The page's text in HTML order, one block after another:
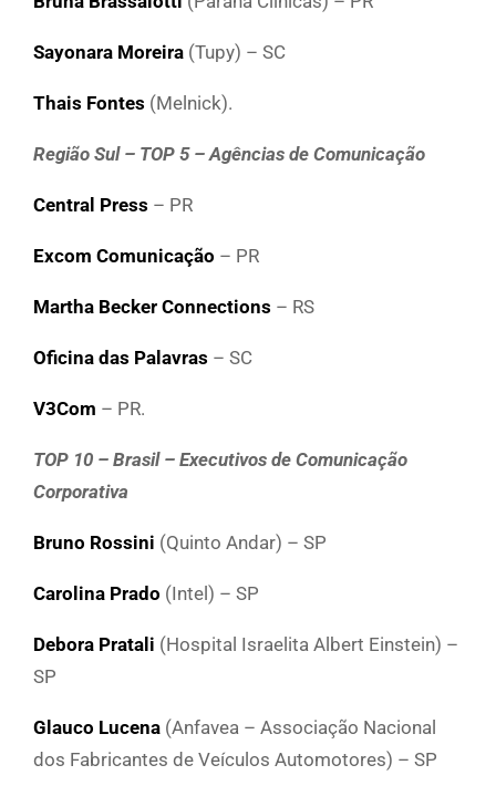
Sayonara Moreira (Tupy) – SC
Thais Fontes (Melnick).
Região Sul – TOP 5 – Agências de Comunicação
Central Press – PR
Excom Comunicação – PR
Martha Becker Connections – RS
Oficina das Palavras – SC
V3Com – PR.
TOP 10 – Brasil – Executivos de Comunicação
Corporativa
Bruno Rossini (Quinto Andar) – SP
Carolina Prado (Intel) – SP
Debora Pratali (Hospital Israelita Albert Einstein) –
SP
Glauco Lucena (Anfavea – Associação Nacional
dos Fabricantes de Veículos Automotores) – SP